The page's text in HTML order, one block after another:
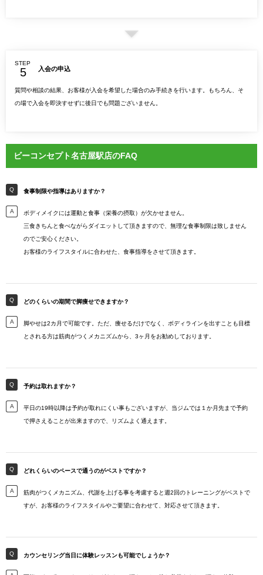
STEP
入会の申込
質問や相談の結果、お客様が入会を希望した場合のみ手続きを行います。もちろん、そ
の場で入会を即決すせずに後日でも問題ございません。
ビーコンセプト名古屋駅店のFAQ
食事制限や指導はありますか？
ボディメイクには運動と食事（栄養の摂取）が欠かせません。
三食きちんと食べながらダイエットして頂きますので、無理な食事制限は致しません
のでご安心ください。
お客様のライフスタイルに合わせた、食事指導をさせて頂きます。
どのくらいの期間で脚痩せできますか？
脚やせは2カ月で可能です。ただ、痩せるだけでなく、ボディラインを出すことも目標
とされる方は筋肉がつくメカニズムから、3ヶ月をお勧めしております。
予約は取れますか？
平日の19時以降は予約が取れにくい事もございますが、当ジムでは１か月先まで予約
で押さえることが出来ますので、リズムよく通えます。
どれくらいのペースで通うのがベストですか？
筋肉がつくメカニズム、代謝を上げる事を考慮すると週2回のトレーニングがベストで
すが、お客様のライフスタイルやご要望に合わせて、対応させて頂きます。
カウンセリング当日に体験レッスンも可能でしょうか？